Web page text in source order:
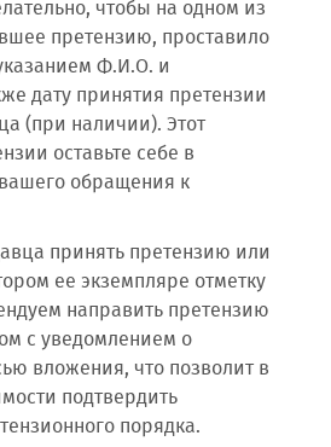
чтобы на одном из
претензию, проставило
Ф.И.О. и
дату принятия претензии
(при наличии). Этот
оставьте себе в
обращения к
принять претензию или
ее экземпляре отметку
направить претензию
с уведомлением о
вложения, что позволит в
подтвердить
порядка.